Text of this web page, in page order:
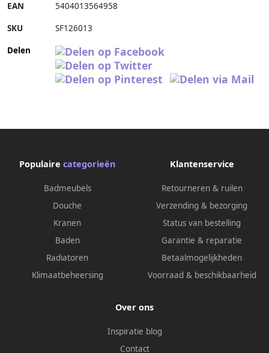
EAN 5404013564958
SKU SF126013
Delen
Populaire categorieën
Badmeubels
Douche
Kranen
Baden
Radiatoren
Klimaatbeheersing
Klantenservice
Retourneren & ruilen
Verzending & bezorging
Status van bestelling
Garantie & reparatie
Betaalmogelijkheden
Voorraad & beschikbaarheid
Over ons
Inspiratie blog
Contact